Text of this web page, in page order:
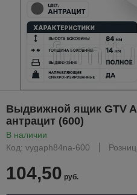
Выдвижной ящик GTV
антрацит (600)
В наличии
Код: vygaph84na-600
104,50 руб.